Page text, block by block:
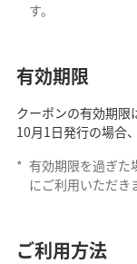
す。
有効期限
クーポンの有効期限
10月1日発行の場合
* 有効期限を過ぎた
にご利用いただき
ご利用方法